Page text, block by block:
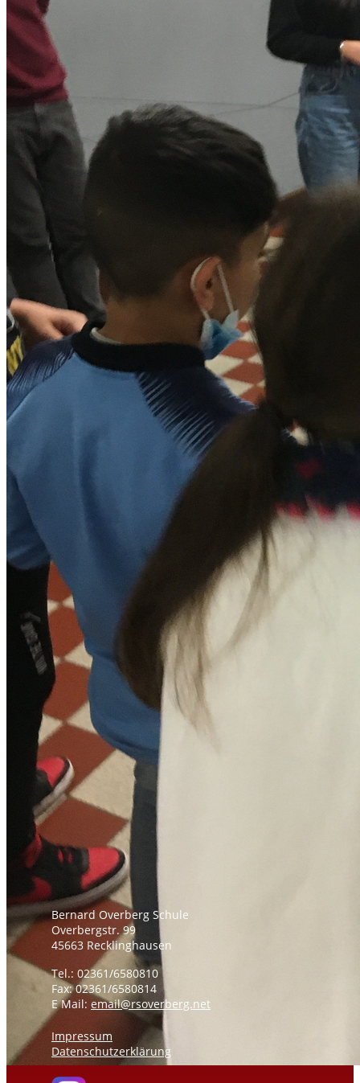
Bernard Overberg Schule
Overbergstr. 99
45663 Recklinghausen
Tel.: 02361/6580810
Fax: 02361/6580814
E Mail: email@rsoverberg.net
Impressum
Datenschutzerklärung